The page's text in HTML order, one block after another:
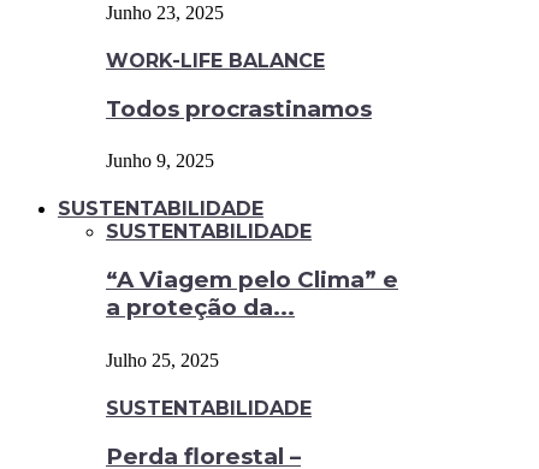
Junho 23, 2025
WORK-LIFE BALANCE
Todos procrastinamos
Junho 9, 2025
SUSTENTABILIDADE
SUSTENTABILIDADE
“A Viagem pelo Clima” e
a proteção da...
Julho 25, 2025
SUSTENTABILIDADE
Perda florestal –